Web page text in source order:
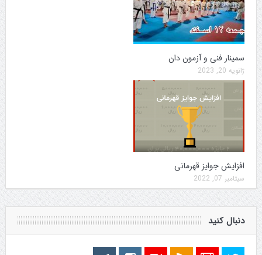
سمینار فنی و آزمون دان
ژانویه 20, 2023
افزایش جوایز قهرمانی
سپتامبر 07, 2022
دنبال کنید